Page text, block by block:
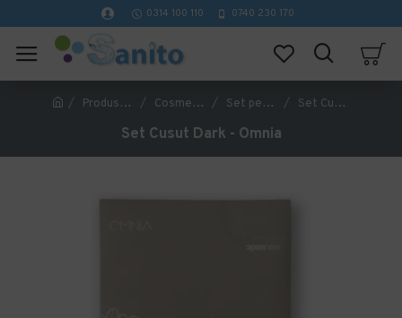
0314 100 110 0740 230 170
Produse Hoteliere Cosmetice Hoteliere Set pentru cusut Set Cusut Dark - Omnia
Set Cusut Dark - Omnia